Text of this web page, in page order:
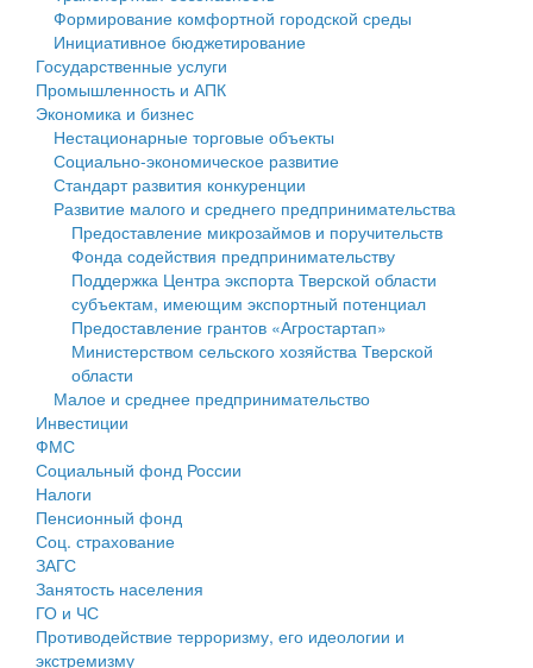
Государственные услуги
Промышленность и АПК
Экономика и бизнес
Символика
Устав
Гостям округа
Туризм
Культура
Образование
Здравоохранение
Социальная защита
Фотоальбом
муниципального округа Тверской области
Администрация Кашинского муниципального округа
Тверской области
Управление сельскими территориями
Открытые данные
Работа с обращениями граждан
Муниципальный контроль
Муниципальные услуги
Проекты административных регламентов
Антимонопольный комплаенс
Противодействие коррупции
Финансовое управление
Бюджет для граждан
Имущество
Выявление правообладателей ранее учтенных
объектов недвижимости
Имущественная поддержка субъектов малого и
среднего предпринимательства
Информационная поддержка субъектов малого и
среднего предпринимательства
Муниципальные программы
Контрольно-счетная палата
Персональные данные
Оценка регулирующего воздействия
Деятельность МУ
Формирование комфортной городской среды
Инициативное бюджетирование
Государственные услуги
Промышленность и АПК
Экономика и бизнес
Нестационарные торговые объекты
Социально-экономическое развитие
Стандарт развития конкуренции
Развитие малого и среднего предпринимательства
Предоставление микрозаймов и поручительств
Фонда содействия предпринимательству
Поддержка Центра экспорта Тверской области
субъектам, имеющим экспортный потенциал
Предоставление грантов «Агростартап»
Министерством сельского хозяйства Тверской
области
Малое и среднее предпринимательство
Инвестиции
ФМС
Социальный фонд России
Налоги
Пенсионный фонд
Соц. страхование
ЗАГС
Занятость населения
ГО и ЧС
Противодействие терроризму, его идеологии и
экстремизму